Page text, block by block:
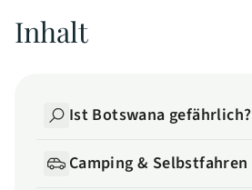
Inhalt
Ist Botswana gefährlich?
Camping & Selbstfahren